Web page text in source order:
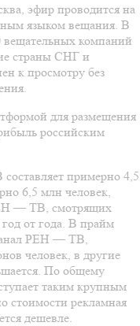
эфир проводится на
языком вещания. В
вещательных компаний
страны СНГ и
к просмотру без
для размещения
российским
примерно 4,5
6,5 млн человек,
— ТВ, смотрящих
год от года. В прайм
РЕН — ТВ,
человек, в другие
По общему
таким крупным
рекламная
дешевле.